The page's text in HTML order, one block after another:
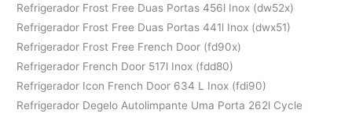
Refrigerador Frost Free Duas Portas 456l Inox (dw52x)
Refrigerador Frost Free Duas Portas 441l Inox (dwx51)
Refrigerador Frost Free French Door (fd90x)
Refrigerador French Door 517l Inox (fdd80)
Refrigerador Icon French Door 634 L Inox (fdi90)
Refrigerador Degelo Autolimpante Uma Porta 262l Cycle